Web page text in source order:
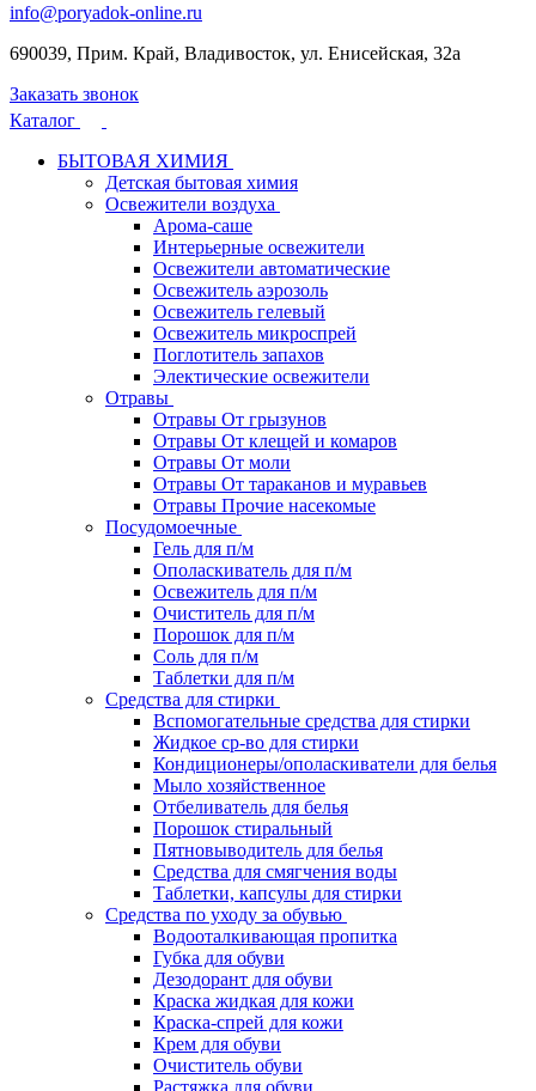
info@poryadok-online.ru
690039, Прим. Край, Владивосток, ул. Енисейская, 32а
Заказать звонок
Каталог
БЫТОВАЯ ХИМИЯ
Детская бытовая химия
Освежители воздуха
Арома-саше
Интерьерные освежители
Освежители автоматические
Освежитель аэрозоль
Освежитель гелевый
Освежитель микроспрей
Поглотитель запахов
Электические освежители
Отравы
Отравы От грызунов
Отравы От клещей и комаров
Отравы От моли
Отравы От тараканов и муравьев
Отравы Прочие насекомые
Посудомоечные
Гель для п/м
Ополаскиватель для п/м
Освежитель для п/м
Очиститель для п/м
Порошок для п/м
Соль для п/м
Таблетки для п/м
Средства для стирки
Вспомогательные средства для стирки
Жидкое ср-во для стирки
Кондиционеры/ополаскиватели для белья
Мыло хозяйственное
Отбеливатель для белья
Порошок стиральный
Пятновыводитель для белья
Средства для смягчения воды
Таблетки, капсулы для стирки
Средства по уходу за обувью
Водооталкивающая пропитка
Губка для обуви
Дезодорант для обуви
Краска жидкая для кожи
Краска-спрей для кожи
Крем для обуви
Очиститель обуви
Растяжка для обуви